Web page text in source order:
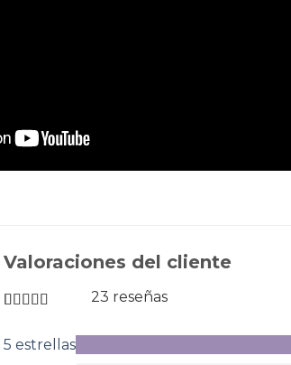
Valoraciones del cliente
en
5
23 reseñas
5 estrellas